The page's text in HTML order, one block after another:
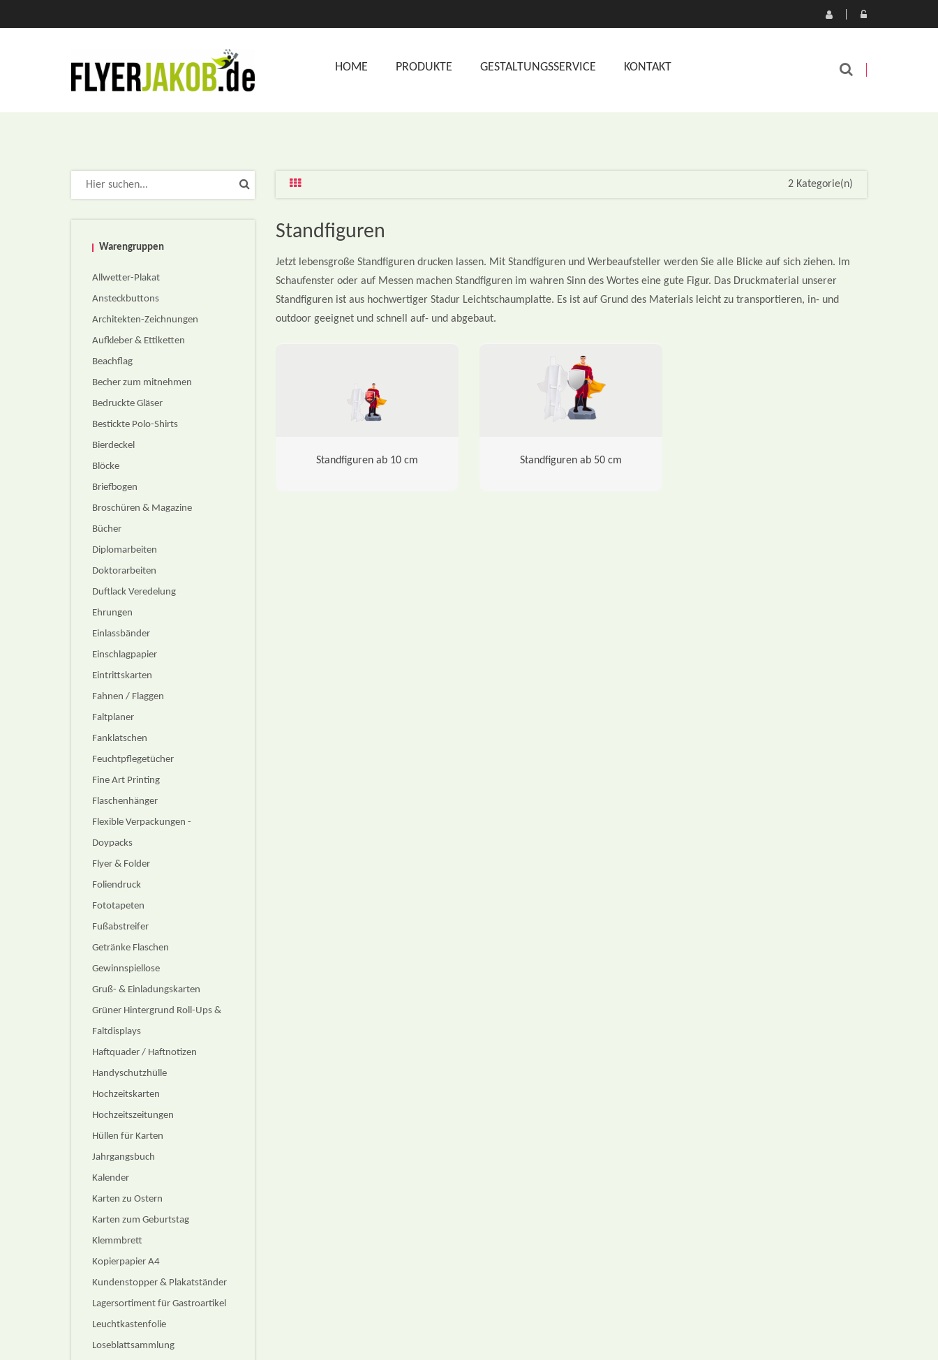
HOME PRODUKTE GESTALTUNGSSERVICE KONTAKT
Warengruppen
Allwetter-Plakat
Ansteckbuttons
Architekten-Zeichnungen
Aufkleber & Ettiketten
Beachflag
Becher zum mitnehmen
Bedruckte Gläser
Bestickte Polo-Shirts
Bierdeckel
Blöcke
Briefbogen
Broschüren & Magazine
Bücher
Diplomarbeiten
Doktorarbeiten
Duftlack Veredelung
Ehrungen
Einlassbänder
Einschlagpapier
Eintrittskarten
Fahnen / Flaggen
Faltplaner
Fanklatschen
Feuchtpflegetücher
Fine Art Printing
Flaschenhänger
Flexible Verpackungen -
Doypacks
Flyer & Folder
Foliendruck
Fototapeten
Fußabstreifer
Getränke Flaschen
Gewinnspiellose
Gruß- & Einladungskarten
Grüner Hintergrund Roll-Ups &
Faltdisplays
Haftquader / Haftnotizen
Handyschutzhülle
Hochzeitskarten
Hochzeitszeitungen
Hüllen für Karten
Jahrgangsbuch
Kalender
Karten zu Ostern
Karten zum Geburtstag
Klemmbrett
Kopierpapier A4
Kundenstopper & Plakatständer
Lagersortiment für Gastroartikel
Leuchtkastenfolie
Loseblattsammlung
2 Kategorie(n)
Standfiguren
Jetzt lebensgroße Standfiguren drucken lassen. Mit Standfiguren und Werbeaufsteller werden Sie alle Blicke auf sich ziehen. Im
Schaufenster oder auf Messen machen Standfiguren im wahren Sinn des Wortes eine gute Figur. Das Druckmaterial unserer
Standfiguren ist aus hochwertiger Stadur Leichtschaumplatte. Es ist auf Grund des Materials leicht zu transportieren, in- und
outdoor geeignet und schnell auf- und abgebaut.
Standfiguren ab 10 cm Standfiguren ab 50 cm